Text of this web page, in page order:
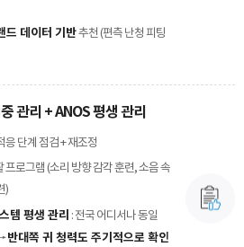
드 데이터 기반추천 (편측 난청 피팅
관리 + ANOS 평생 관리
응 단계 점검 + 재조정
프로그램 (소리 방향 감각 훈련, 소음 속
)
템 평생 관리 : 전국 어디서나 동일
반대쪽 귀 청력도 주기적으로 확인